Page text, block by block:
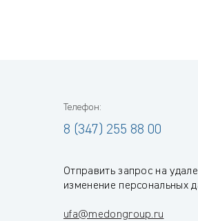
Телефон:
8 (347) 255 88 00
Отправить запрос на
изменение персональных
ufa@medongroup.ru